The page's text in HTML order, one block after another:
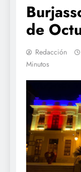
de
Redacción
Minutos